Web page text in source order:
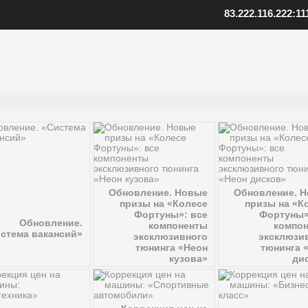
с игрой
открыв файл samp.exe
Добавьте
Обновление.
вакансий»
Обновление. Новые
призы на «Колесе
Фортуны»: все
компоненты
эксклюзивного
тюнинга «Неон
кузова»
Обновление.
призы на
тюнинга